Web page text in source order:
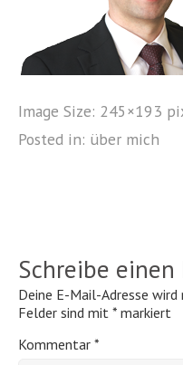
Image Size: 245×193
Posted in: über mich
Schreibe
Deine E-Mail-Adresse
Felder sind mit * markiert
Kommentar *